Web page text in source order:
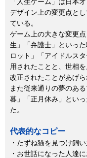
デザイン上の変更点と
ている。
ゲーム上の大きな変更
生」「弁護士」といっ
ロット」「アイドルス
用されたことと、世相
改正されたことがあげら
また従来通りの夢のあ
暮」「正月休み」とい
た。
代表的なコピー
・たずね猫を見つけ飼
・お世話になった人達